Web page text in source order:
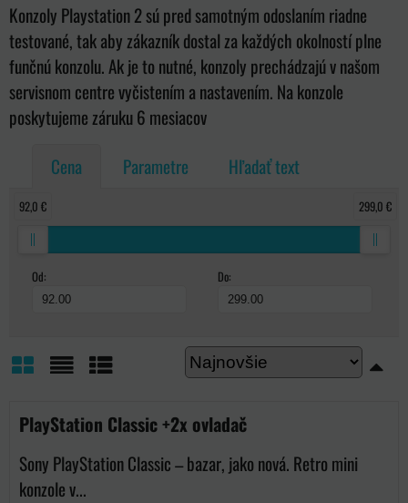
Konzoly Playstation 2 sú pred samotným odoslaním riadne
testované, tak aby zákazník dostal za každých okolností plne
funčnú konzolu. Ak je to nutné, konzoly prechádzajú v našom
servisnom centre vyčistením a nastavením. Na konzole
poskytujeme záruku 6 mesiacov
Cena
Parametre Hľadať text
Od: Do:
92,0 € 299,0 €
PlayStation Classic +2x ovladač
Sony PlayStation Classic – bazar, jako nová. Retro mini
konzole v...